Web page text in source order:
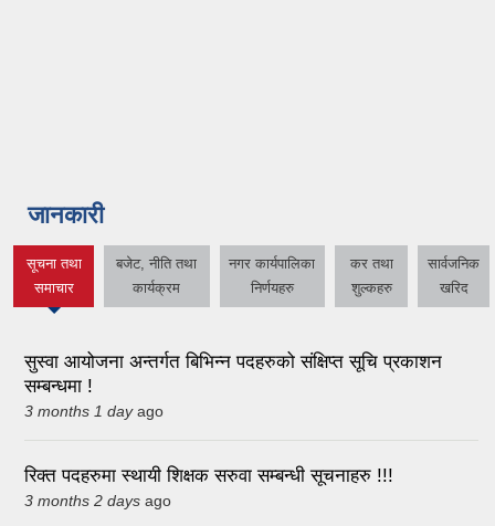
जानकारी
सूचना तथा
समाचार
(active tab)
बजेट, नीति तथा
कार्यक्रम
नगर कार्यपालिका
निर्णयहरु
कर तथा
शुल्कहरु
सार्वजनिक
खरिद
सुस्वा आयोजना अन्तर्गत बिभिन्न पदहरुको संक्षिप्त सूचि प्रकाशन
सम्बन्धमा !
3 months 1 dayago
रिक्त पदहरुमा स्थायी शिक्षक सरुवा सम्बन्धी सूचनाहरु !!!
3 months 2 days ago